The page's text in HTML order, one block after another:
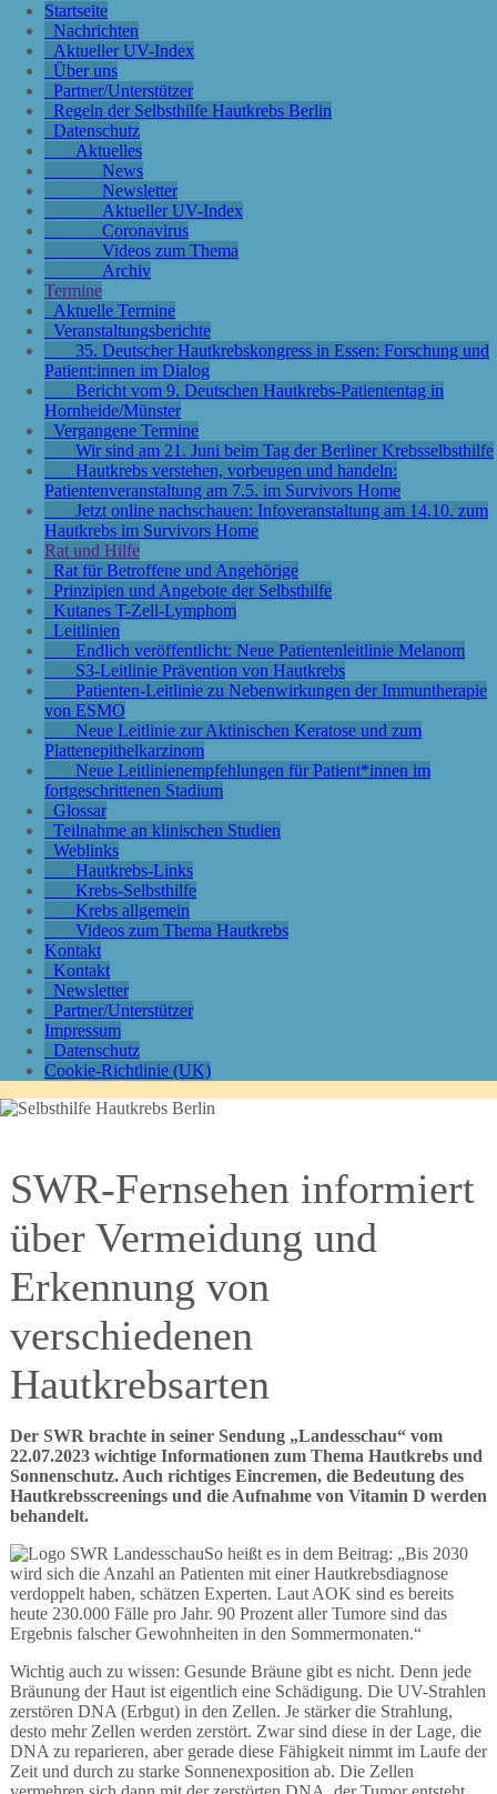
Startseite
Nachrichten
Aktueller UV-Index
Über uns
Partner/Unterstützer
Regeln der Selbsthilfe Hautkrebs Berlin
Datenschutz
Aktuelles
News
Newsletter
Aktueller UV-Index
Coronavirus
Videos zum Thema
Archiv
Termine
Aktuelle Termine
Veranstaltungsberichte
35. Deutscher Hautkrebskongress in Essen: Forschung und
Patient:innen im Dialog
Bericht vom 9. Deutschen Hautkrebs-Patiententag in
Hornheide/Münster
Vergangene Termine
Wir sind am 21. Juni beim Tag der Berliner Krebsselbsthilfe
Hautkrebs verstehen, vorbeugen und handeln:
Patientenveranstaltung am 7.5. im Survivors Home
Jetzt online nachschauen: Infoveranstaltung am 14.10. zum
Hautkrebs im Survivors Home
Rat und Hilfe
Rat für Betroffene und Angehörige
Prinzipien und Angebote der Selbsthilfe
Kutanes T-Zell-Lymphom
Leitlinien
Endlich veröffentlicht: Neue Patientenleitlinie Melanom
S3-Leitlinie Prävention von Hautkrebs
Patienten-Leitlinie zu Nebenwirkungen der Immuntherapie
von ESMO
Neue Leitlinie zur Aktinischen Keratose und zum
Plattenepithelkarzinom
Neue Leitlinienempfehlungen für Patient*innen im
fortgeschrittenen Stadium
Glossar
Teilnahme an klinischen Studien
Weblinks
Hautkrebs-Links
Krebs-Selbsthilfe
Krebs allgemein
Videos zum Thema Hautkrebs
Kontakt
Kontakt
Newsletter
Partner/Unterstützer
Impressum
Datenschutz
Cookie-Richtlinie (UK)
SWR-Fernsehen informiert
über Vermeidung und
Erkennung von
verschiedenen
Hautkrebsarten
Der SWR brachte in seiner Sendung „Landesschau“ vom
22.07.2023 wichtige Informationen zum Thema Hautkrebs und
Sonnenschutz. Auch richtiges Eincremen, die Bedeutung des
Hautkrebsscreenings und die Aufnahme von Vitamin D werden
behandelt.
So heißt es in dem Beitrag: „Bis 2030
wird sich die Anzahl an Patienten mit einer Hautkrebsdiagnose
verdoppelt haben, schätzen Experten. Laut AOK sind es bereits
heute 230.000 Fälle pro Jahr. 90 Prozent aller Tumore sind das
Ergebnis falscher Gewohnheiten in den Sommermonaten.“
Wichtig auch zu wissen: Gesunde Bräune gibt es nicht. Denn jede
Bräunung der Haut ist eigentlich eine Schädigung. Die UV-Strahlen
zerstören DNA (Erbgut) in den Zellen. Je stärker die Strahlung,
desto mehr Zellen werden zerstört. Zwar sind diese in der Lage, die
DNA zu reparieren, aber gerade diese Fähigkeit nimmt im Laufe der
Zeit und durch zu starke Sonnenexposition ab. Die Zellen